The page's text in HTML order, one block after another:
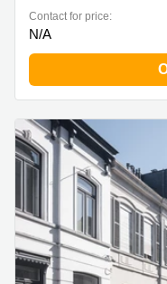
Contact for price:
N/A